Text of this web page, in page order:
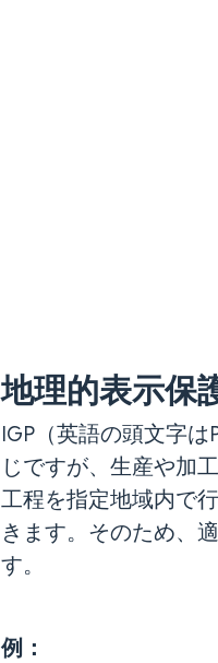
地理的表示保
IGP（英語の頭文字
じですが、生産や加
工程を指定地域内で
きます。そのため、
す。
例：